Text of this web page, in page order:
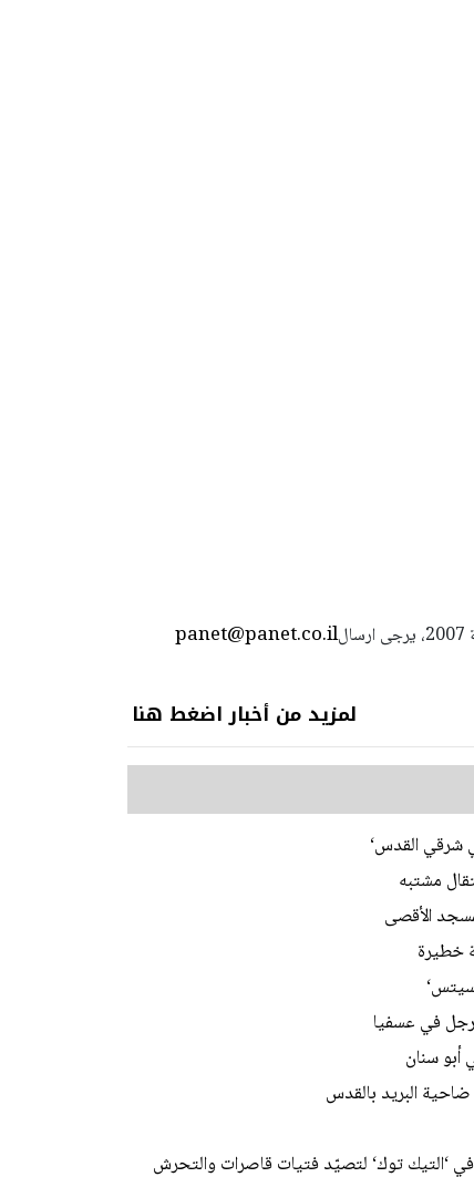
panet@panet.co.ilاستعمال المضامين بموجب بند 27 أ لقانون الحقوق الأدبية لسنة 2007، يرجى ارسال
لمزيد من أخبار اضغط هنا
شرقي القدس‘
مشتبه
رجل في عسفيا
أبو سنان
توك‘ لتصيّد فتيات قاصرات والتحرش